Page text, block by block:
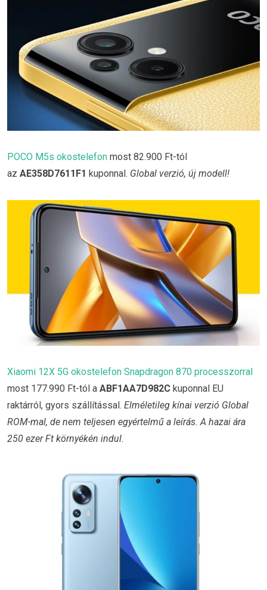
POCO M5s okostelefon most 82.900 Ft-tól
az AE358D7611F1 kuponnal. Global verzió, új modell!
Xiaomi 12X 5G okostelefon Snapdragon 870 processzorral
most 177.990 Ft-tól a ABF1AA7D982C kuponnal EU
raktárról, gyors szállítással. Elméletileg kínai verzió Global
ROM-mal, de nem teljesen egyértelmű a leírás. A hazai ára
250 ezer Ft környékén indul.